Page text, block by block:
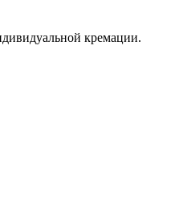
кремации.